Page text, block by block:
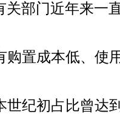
关部门近年来一
置成本低、使
纪初占比曾达